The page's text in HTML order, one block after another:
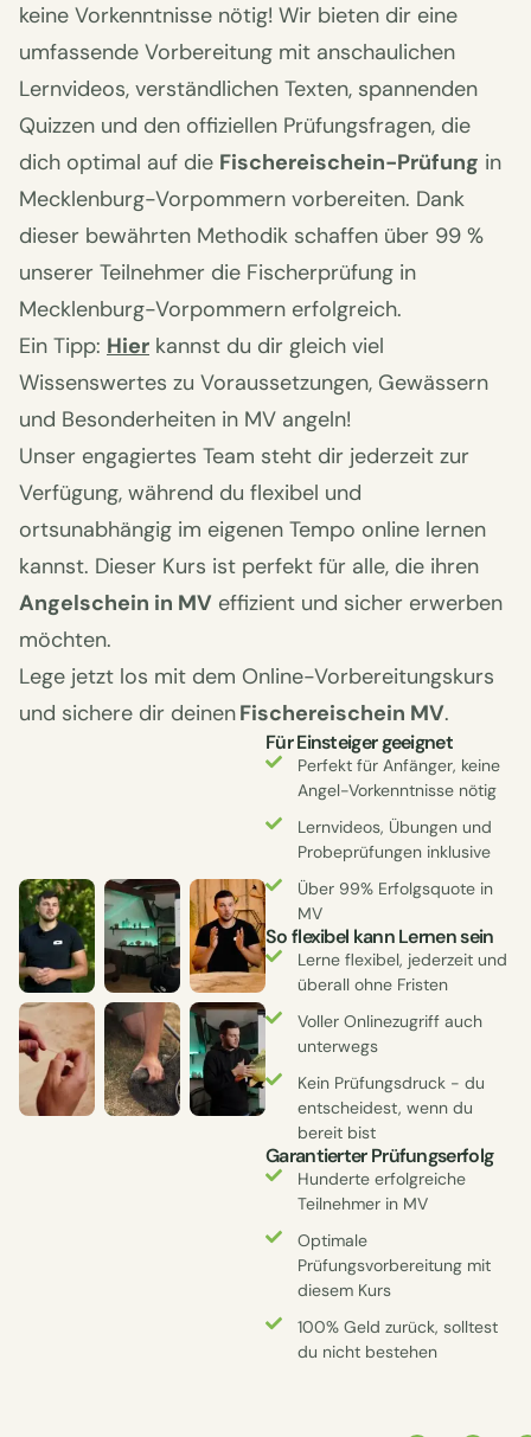
keine Vorkenntnisse nötig! Wir bieten dir eine
umfassende Vorbereitung mit anschaulichen
Lernvideos, verständlichen Texten, spannenden
Quizzen und den offiziellen Prüfungsfragen, die
dich optimal auf die Fischereischein-Prüfung in
Mecklenburg-Vorpommern vorbereiten. Dank
dieser bewährten Methodik schaffen über 99 %
unserer Teilnehmer die Fischerprüfung in
Mecklenburg-Vorpommern erfolgreich.
Ein Tipp: Hier kannst du dir gleich viel
Wissenswertes zu Voraussetzungen, Gewässern
und Besonderheiten in MV angeln!
Unser engagiertes Team steht dir jederzeit zur
Verfügung, während du flexibel und
ortsunabhängig im eigenen Tempo online lernen
kannst. Dieser Kurs ist perfekt für alle, die ihren
Angelschein in MV effizient und sicher erwerben
möchten.
Lege jetzt los mit dem Online-Vorbereitungskurs
und sichere dir deinenFischereischein MV.
Für Einsteiger geeignet
Perfekt für Anfänger, keine
Angel-Vorkenntnisse nötig
Lernvideos, Übungen und
Probeprüfungen inklusive
Über 99% Erfolgsquote in
MV
So flexibel kann Lernen sein
Lerne flexibel, jederzeit und
überall ohne Fristen
Voller Onlinezugriff auch
unterwegs
Kein Prüfungsdruck - du
entscheidest, wenn du
bereit bist
Garantierter Prüfungserfolg
Hunderte erfolgreiche
Teilnehmer in MV
Optimale
Prüfungsvorbereitung mit
diesem Kurs
100% Geld zurück, solltest
du nicht bestehen